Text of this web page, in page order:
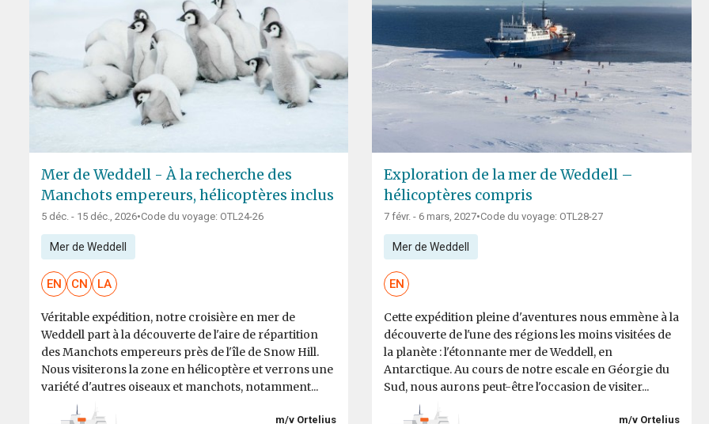
Mer de Weddell - À la recherche des
Manchots empereurs, hélicoptères inclus
5 déc. - 15 déc., 2026•Code du voyage: OTL24-26
Mer de Weddell
EN CN LA
Véritable expédition, notre croisière en mer de
Weddell part à la découverte de l'aire de répartition
des Manchots empereurs près de l'île de Snow Hill.
Nous visiterons la zone en hélicoptère et verrons une
variété d'autres oiseaux et manchots, notamment...
m/v Ortelius
Exploration de la mer de Weddell –
hélicoptères compris
7 févr. - 6 mars, 2027•Code du voyage: OTL28-27
Mer de Weddell
EN
Cette expédition pleine d'aventures nous emmène à la
découverte de l'une des régions les moins visitées de
la planète : l'étonnante mer de Weddell, en
Antarctique. Au cours de notre escale en Géorgie du
Sud, nous aurons peut-être l'occasion de visiter...
m/v Ortelius